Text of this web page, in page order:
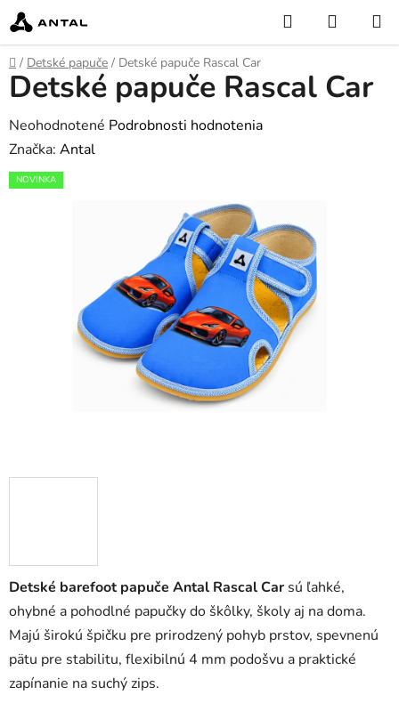
Prejsť
na
obsah
Hľadať
KOŠÍK
Domov
/ Detské papuče / Detské papuče Rascal Car
Detské barefoot papuče Antal Rascal Car sú ľahké,
ohybné a pohodlné papučky do škôlky, školy aj na doma.
Majú širokú špičku pre prirodzený pohyb prstov, spevnenú
pätu pre stabilitu, flexibilnú 4 mm podošvu a praktické
zapínanie na suchý zips.
Detské papuče Rascal Car
Priemerné
hodnotenie
produktu
Neohodnotené Podrobnosti hodnotenia
Značka: Antal
NOVINKA